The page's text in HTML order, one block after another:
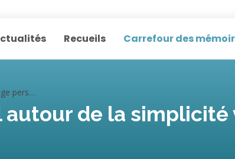
Recueils Carrefour des
volontaire par Michèle
autour de la